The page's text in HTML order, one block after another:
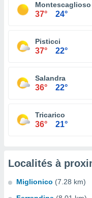
Montescaglioso
37° 24°
Pisticci
37° 22°
Salandra
36° 22°
Tricarico
36° 21°
Localités à
Miglionico (7.28 km)